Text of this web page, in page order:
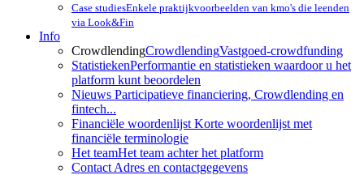
Case studiesEnkele praktijkvoorbeelden van kmo's die leenden
via Look&Fin
Info
CrowdlendingCrowdlendingVastgoed-crowdfunding
StatistiekenPerformantie en statistieken waardoor u het
platform kunt beoordelen
Nieuws Participatieve financiering, Crowdlending en
fintech...
Financiële woordenlijst Korte woordenlijst met
financiële terminologie
Het teamHet team achter het platform
Contact Adres en contactgegevens